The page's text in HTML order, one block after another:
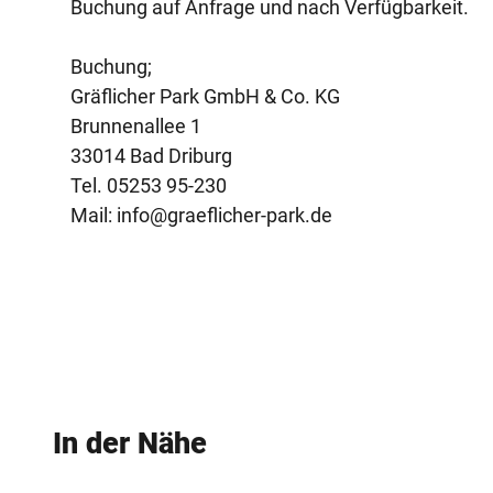
Buchung auf Anfrage und nach Verfügbarkeit.
Buchung;
Gräflicher Park GmbH & Co. KG
Brunnenallee 1
33014 Bad Driburg
Tel. 05253 95-230
Mail: info@graeflicher-park.de
In der Nähe